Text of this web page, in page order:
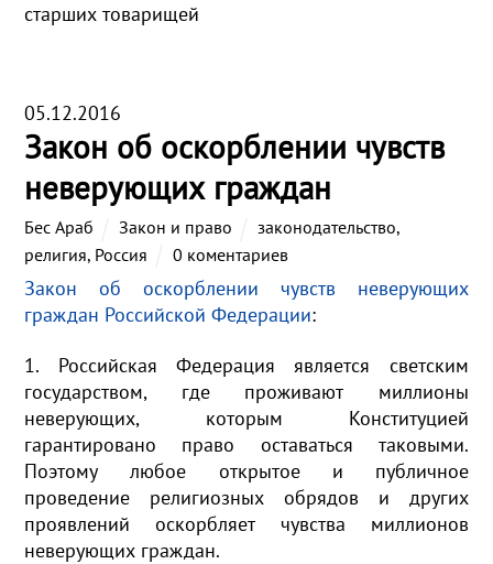
старших товарищей
05.12.2016
Закон об оскорблении чувств
неверующих граждан
Бес Араб Закон и право законодательство,
религия, Россия 0 коментариев
Закон об оскорблении чувств неверующих
граждан Российской Федерации:
1. Российская Федерация является светским
государством, где проживают миллионы
неверующих, которым Конституцией
гарантировано право оставаться таковыми.
Поэтому любое открытое и публичное
проведение религиозных обрядов и других
проявлений оскорбляет чувства миллионов
неверующих граждан.